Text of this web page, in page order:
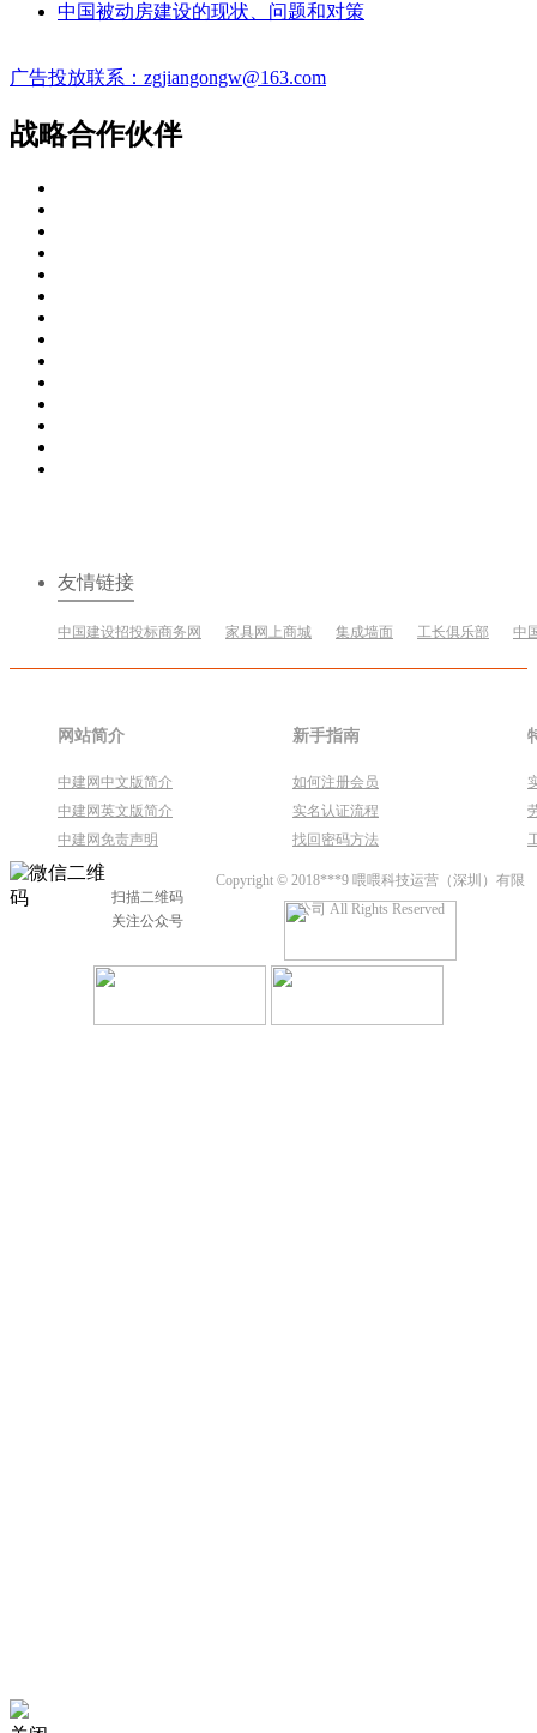
中国被动房建设的现状、问题和对策
广告投放联系：zgjiangongw@163.com
战略合作伙伴
友情链接
中国建设招投标商务网 家具网上商城 集成墙面 工长俱乐部 中
网站简介
中建网中文版简介
中建网英文版简介
中建网免责声明
新手指南
如何注册会员
实名认证流程
找回密码方法
扫描二维码
关注公众号
Copyright © 2018***9 喂喂科技运营（深圳）有限
公司 All Rights Reserved